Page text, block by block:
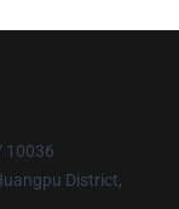
10036
District,